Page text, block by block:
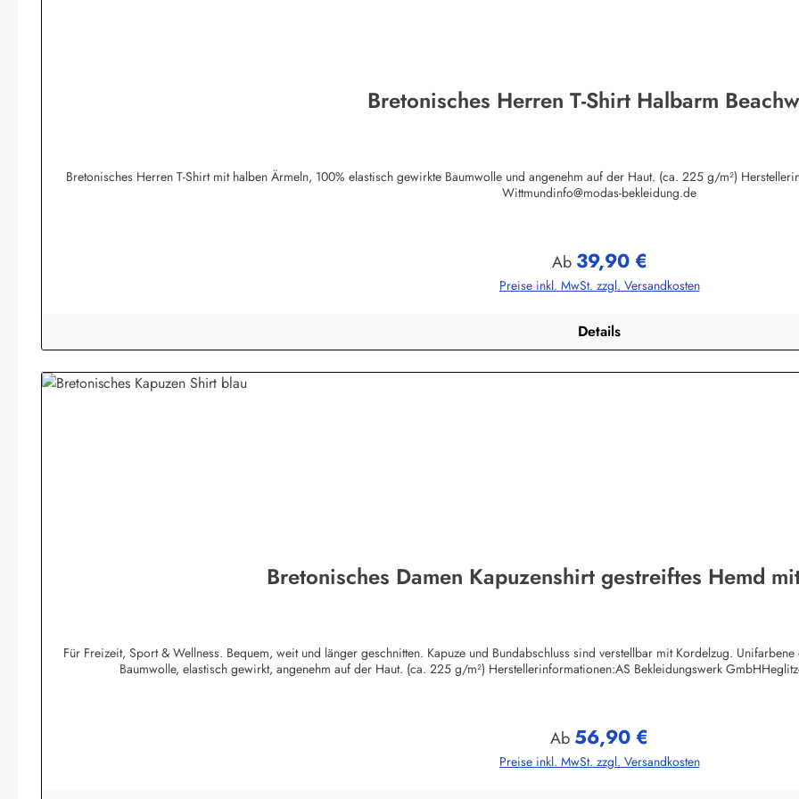
Bretonisches Herren T-Shirt Halbarm
Bretonisches Herren T-Shirt mit halben Ärmeln, 100% elastisch gewirkte Baumwolle und angenehm auf der Haut. (ca. 225 g/m²) Herstellerinformationen:AS Bekleidungswerk GmbHHeglitzer Str. 1226409
Wittmundinfo@modas-bekleidung.de
Regulärer Preis:
Ab 39,90 €
Preise inkl. MwSt. zzgl. Versandkosten
Details
Bretonisches Damen Kapuzenshirt gestreiftes Hemd
Für Freizeit, Sport & Wellness. Bequem, weit und länger geschnitten. Kapuze und Bundabschluss sind verstellbar mit Kordelzug.
Baumwolle, elastisch gewirkt, angenehm auf der Haut. (ca. 225 g/m²) Herstellerinformationen:AS Bekleidungswerk
Regulärer Preis:
Ab 56,90 €
Preise inkl. MwSt. zzgl. Versandkosten